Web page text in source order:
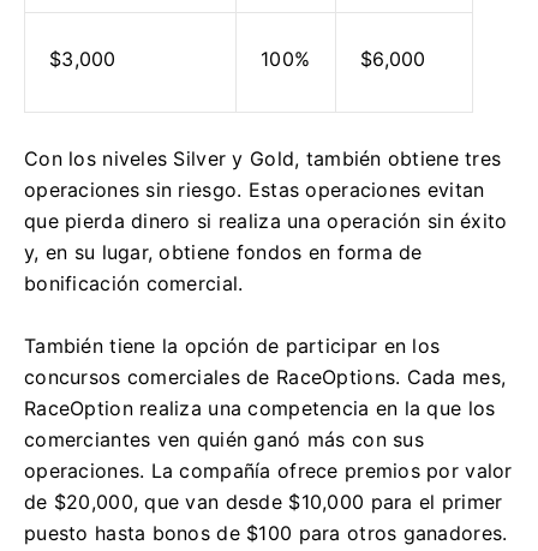
$3,000 100% $6,000
Con los niveles Silver y Gold, también obtiene tres
operaciones sin riesgo. Estas operaciones evitan
que pierda dinero si realiza una operación sin éxito
y, en su lugar, obtiene fondos en forma de
bonificación comercial.
También tiene la opción de participar en los
concursos comerciales de RaceOptions. Cada mes,
RaceOption realiza una competencia en la que los
comerciantes ven quién ganó más con sus
operaciones. La compañía ofrece premios por valor
de $20,000, que van desde $10,000 para el primer
puesto hasta bonos de $100 para otros ganadores.